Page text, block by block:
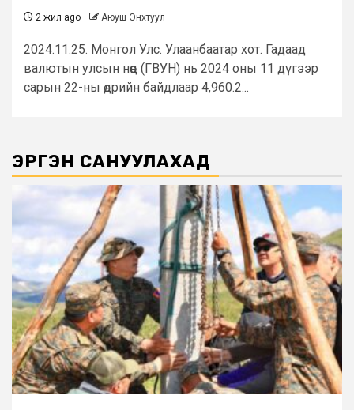
2 жил ago Аюуш Энхтуул
2024.11.25. Монгол Улс. Улаанбаатар хот. Гадаад
валютын улсын нөөц (ГВУН) нь 2024 оны 11 дүгээр
сарын 22-ны өдрийн байдлаар 4,960.2...
ЭРГЭН САНУУЛАХАД